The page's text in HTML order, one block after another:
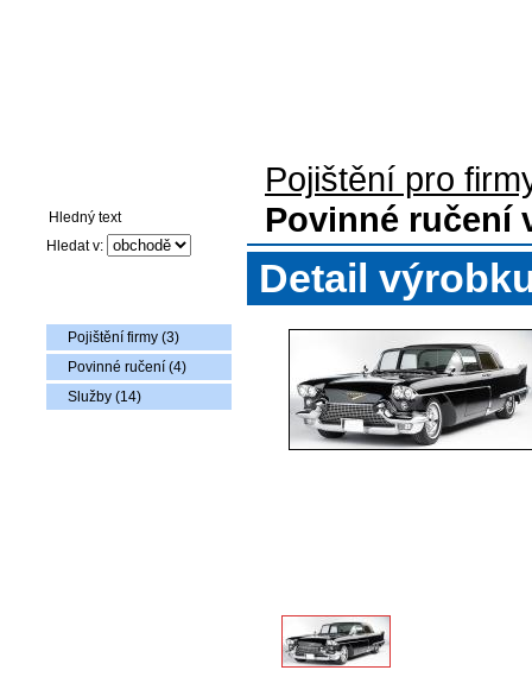
Hledat v:
Pojištění firmy (3)
Povinné ručení (4)
Služby (14)
Pojištění pro
Povinné ručení
Detail